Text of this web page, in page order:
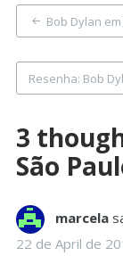
PostBob Dylan
Resenha: Bob
3
São
marcela
22 de April de